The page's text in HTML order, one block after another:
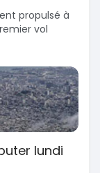
propulsé à
vol
lundi